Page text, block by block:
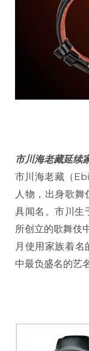
市川海老藏延续
市川海老藏（
人物，出身歌舞
具闻名。市川生
所创立的歌舞伎
月使用家族着
中最负盛名的艺名